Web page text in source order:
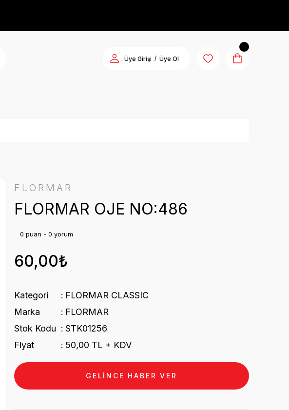
Üye Girişi / Üye Ol
FLORMAR
FLORMAR OJE NO:486
0 puan - 0 yorum
60,00₺
Kategori
FLORMAR CLASSIC
Marka
FLORMAR
Stok Kodu
STK01256
Fiyat
50,00 TL + KDV
GELİNCE HABER VER